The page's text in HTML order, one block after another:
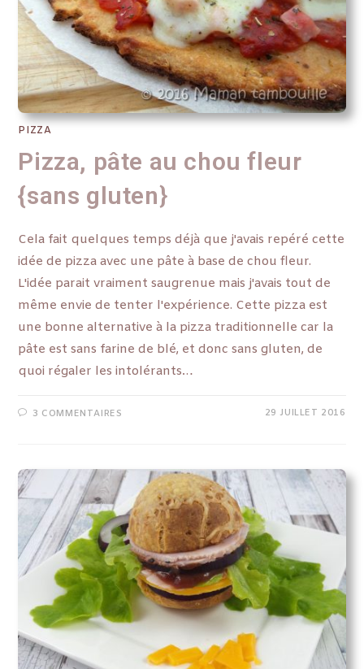
PIZZA
Pizza, pâte au chou fleur
{sans gluten}
Cela fait quelques temps déjà que j'avais repéré cette
idée de pizza avec une pâte à base de chou fleur.
L'idée parait vraiment saugrenue mais j'avais tout de
même envie de tenter l'expérience. Cette pizza est
une bonne alternative à la pizza traditionnelle car la
pâte est sans farine de blé, et donc sans gluten, de
quoi régaler les intolérants…
3 COMMENTAIRES 29 JUILLET 2016